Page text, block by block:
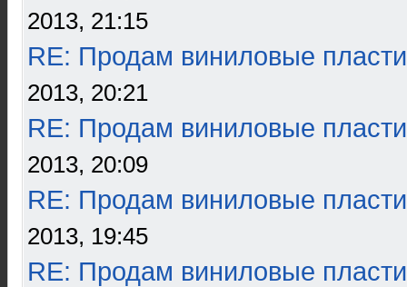
2013, 21:15
RE: Продам виниловые
2013, 20:21
RE: Продам виниловые
2013, 20:09
RE: Продам виниловые
2013, 19:45
RE: Продам виниловые